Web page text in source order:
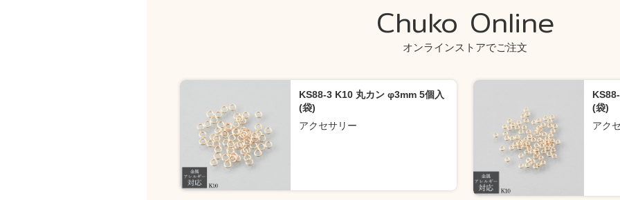
Chuko Online
オンラインストアでご注文
KS88-3 K10 丸カン φ3mm 5個入
(袋)
アクセサリー
(袋)
アク